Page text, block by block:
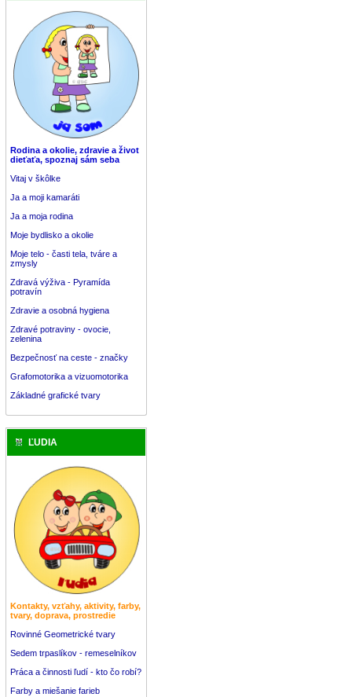
Rodina a okolie, zdravie a život
dieťaťa, spoznaj sám seba
Vitaj v škôlke
Ja a moji kamaráti
Ja a moja rodina
Moje bydlisko a okolie
Moje telo - časti tela, tváre a
zmysly
Zdravá výživa - Pyramída
potravín
Zdravie a osobná hygiena
Zdravé potraviny - ovocie,
zelenina
Bezpečnosť na ceste - značky
Grafomotorika a vizuomotorika
Základné grafické tvary
ĽUDIA
Kontakty, vzťahy, aktivity, farby,
tvary, doprava, prostredie
Rovinné Geometrické tvary
Sedem trpaslíkov - remeselníkov
Práca a činnosti ľudí - kto čo robí?
Farby a miešanie farieb